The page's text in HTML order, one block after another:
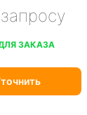
ЗАКАЗА